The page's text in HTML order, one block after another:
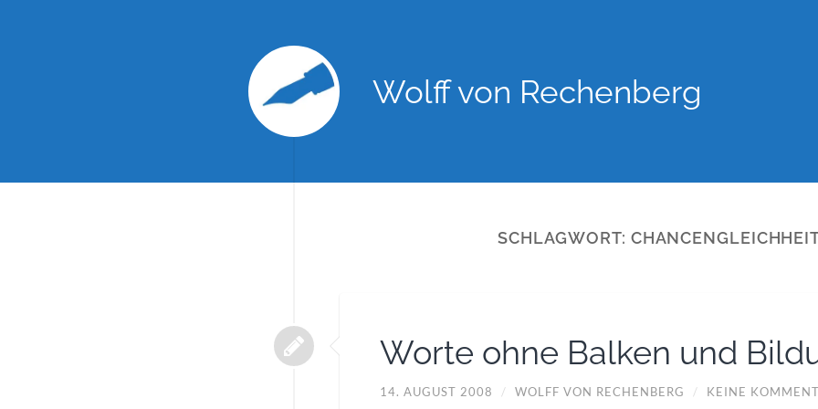
Wolff von Rechenberg
SCHLAGWORT:
Worte ohne Balken und
14. AUGUST 2008 / WOLFF VON RECHENBERG / KEINE